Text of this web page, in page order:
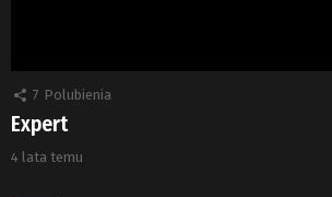
7 Polubienia
Expert
4 lata temu